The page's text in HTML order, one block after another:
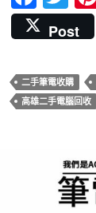
ac
e
b
o
w
itt
er
Post
二手筆電收購
高雄二手電腦回收